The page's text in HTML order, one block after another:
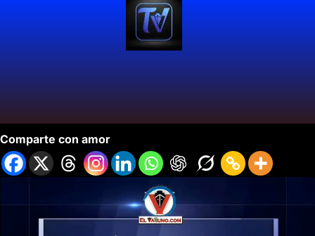
Comparte con amor